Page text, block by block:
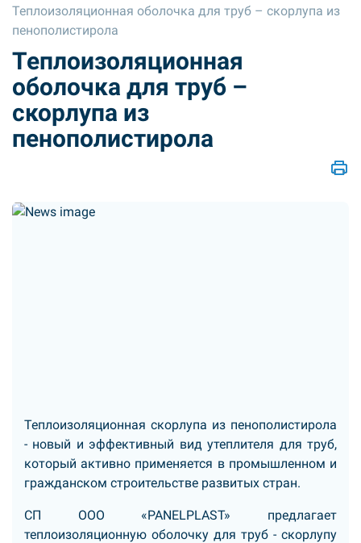
Теплоизоляционная оболочка для труб – скорлупа из
пенополистирола
Теплоизоляционная
оболочка для труб –
скорлупа из
пенополистирола
Теплоизоляционная скорлупа из пенополистирола
- новый и эффективный вид утеплителя для труб,
который активно применяется в промышленном и
гражданском строительстве развитых стран.
СП ООО «PANELPLAST» предлагает
теплоизоляционную оболочку для труб - скорлупу